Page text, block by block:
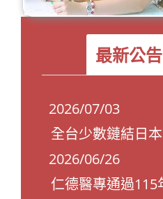
最新公告
2026/07/03
2026/06/26